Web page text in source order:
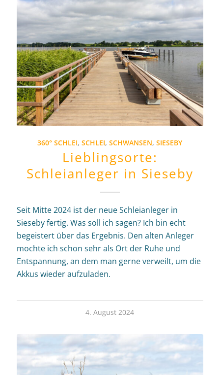
360° SCHLEI,SCHLEI,SCHWANSEN,SIESEBY
Lieblingsorte:
Schleianleger in Sieseby
Seit Mitte 2024 ist der neue Schleianleger in
Sieseby fertig. Was soll ich sagen? Ich bin echt
begeistert über das Ergebnis. Den alten Anleger
mochte ich schon sehr als Ort der Ruhe und
Entspannung, an dem man gerne verweilt, um die
Akkus wieder aufzuladen.
4. August 2024